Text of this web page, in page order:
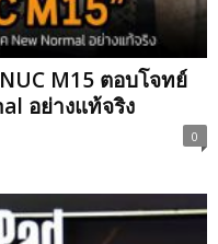
M15 ตอบโจทย์
อย่างแท้จริง
0